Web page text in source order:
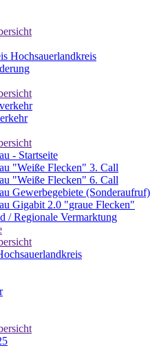
Hochsauerlandkreis
- Startseite
"Weiße Flecken" 3. Call
"Weiße Flecken" 6. Call
Gewerbegebiete (Sonderaufruf)
Gigabit 2.0 "graue Flecken"
/ Regionale Vermarktung